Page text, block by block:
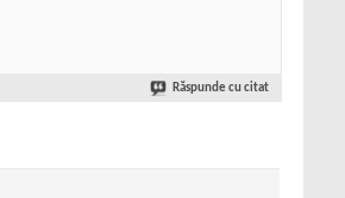
Răspunde cu citat